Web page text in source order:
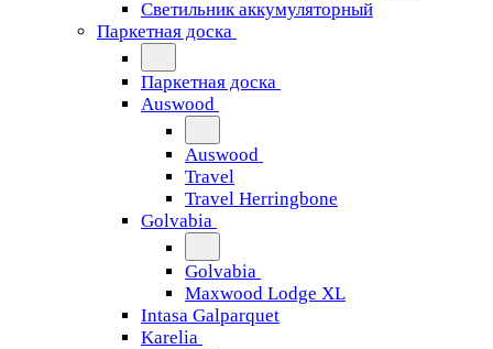
Светильник аккумуляторный
Паркетная доска
Паркетная доска
Auswood
Auswood
Travel
Travel Herringbone
Golvabia
Golvabia
Maxwood Lodge XL
Intasa Galparquet
Karelia